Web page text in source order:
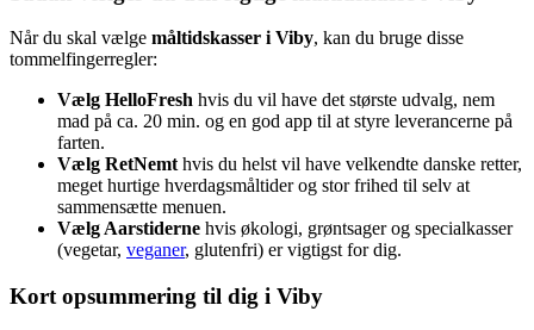
Når du skal vælge måltidskasser i Viby, kan du bruge disse
tommelfingerregler:
Vælg HelloFresh hvis du vil have det største udvalg, nem
mad på ca. 20 min. og en god app til at styre leverancerne på
farten.
Vælg RetNemt hvis du helst vil have velkendte danske retter,
meget hurtige hverdagsmåltider og stor frihed til selv at
sammensætte menuen.
Vælg Aarstiderne hvis økologi, grøntsager og specialkasser
(vegetar, veganer, glutenfri) er vigtigst for dig.
Kort opsummering til dig i Viby